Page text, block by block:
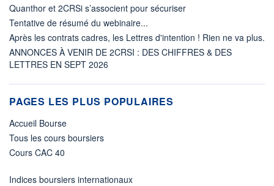
Quanthor et 2CRSi s’associent pour sécuriser
Tentative de résumé du webinaire...
Après les contrats cadres, les Lettres d'intention ! Rien ne va plus.
ANNONCES À VENIR DE 2CRSI : DES CHIFFRES & DES
LETTRES EN SEPT 2026
PAGES LES PLUS POPULAIRES
Accueil Bourse
Tous les cours boursiers
Cours CAC 40
Indices boursiers internationaux